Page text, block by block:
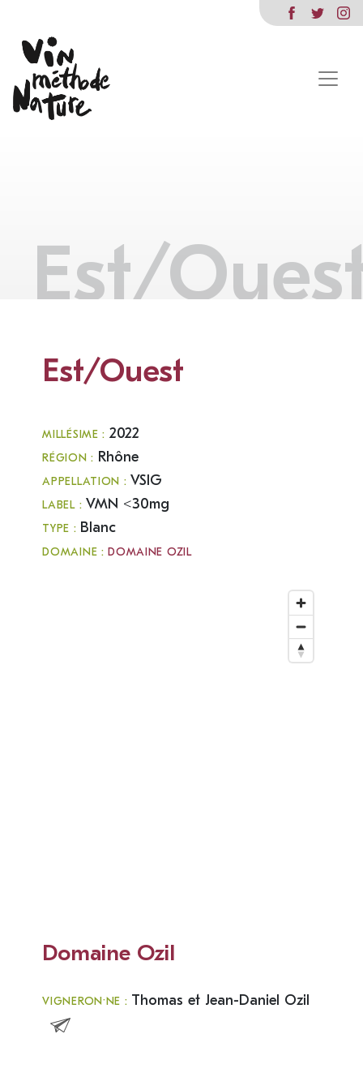
Est/
Est/Ouest
MILLÉSIME : 2022
RÉGION : Rhône
APPELLATION : VSIG
LABEL : VMN <30mg
TYPE : Blanc
DOMAINE :DOMAINE OZIL
Domaine Ozil
VIGNERON·NE : Thomas et Jean-Daniel Ozil